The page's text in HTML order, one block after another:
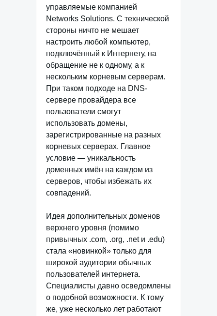
управляемые компанией
Networks Solutions. С технической
стороны ничто не мешает
настроить любой компьютер,
подключённый к Интернету, на
обращение не к одному, а к
нескольким корневым серверам.
При таком подходе на DNS-
сервере провайдера все
пользователи смогут
использовать домены,
зарегистрированные на разных
корневых серверах. Главное
условие — уникальность
доменных имён на каждом из
серверов, чтобы избежать их
совпадений.
Идея дополнительных доменов
верхнего уровня (помимо
привычных .com, .org, .net и .edu)
стала «новинкой» только для
широкой аудитории обычных
пользователей интернета.
Специалисты давно осведомлены
о подобной возможности. К тому
же, уже несколько лет работают